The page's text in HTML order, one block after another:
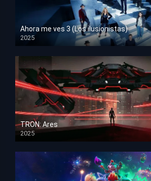
Ahora me ves 3 (Los ilusionistas)
2025
HD 1080p
TRON: Ares
2025
HD 1080p